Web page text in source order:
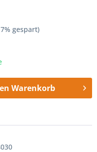
gespart)
Warenkorb